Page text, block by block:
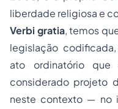
liberdade religiosa e
Verbi gratia, temos
legislação
ato ordinatório
considerado projeto
neste contexto — no